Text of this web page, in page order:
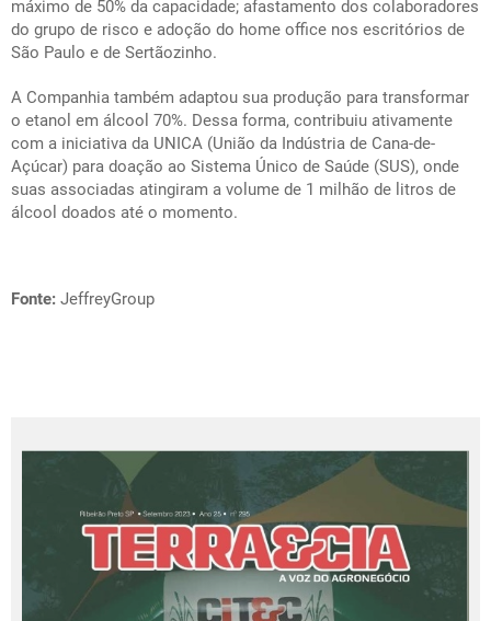
máximo de 50% da capacidade; afastamento dos colaboradores
do grupo de risco e adoção do home office nos escritórios de
São Paulo e de Sertãozinho.
A Companhia também adaptou sua produção para transformar
o etanol em álcool 70%. Dessa forma, contribuiu ativamente
com a iniciativa da UNICA (União da Indústria de Cana-de-
Açúcar) para doação ao Sistema Único de Saúde (SUS), onde
suas associadas atingiram a volume de 1 milhão de litros de
álcool doados até o momento.
Fonte: JeffreyGroup